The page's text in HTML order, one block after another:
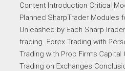
Content Introduction Critical
Planned SharpTrader Modules
Unleashed by Each
trading. Forex Trading with
Trading with Prop Firm’s
Trading on Exchanges